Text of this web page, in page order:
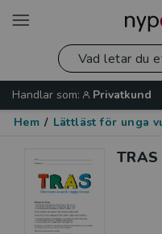
Handlar som:
Privatkund
Hem / Lättläst för unga